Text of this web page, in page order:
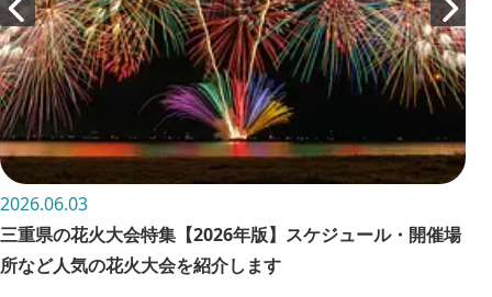
2026.06.03
三重県の花火大会特集【2026年版】スケジュール・開催場
所など人気の花火大会を紹介します